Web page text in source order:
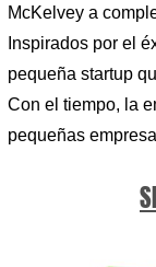
McKelvey a
Inspirados por el
pequeña startup
Con el tiempo, la
pequeñas